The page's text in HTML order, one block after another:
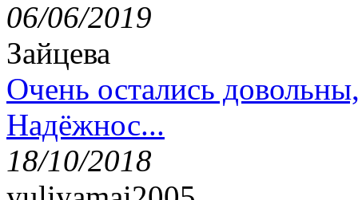
06/06/2019
Зайцева
Очень остались
Надёжнос...
18/10/2018